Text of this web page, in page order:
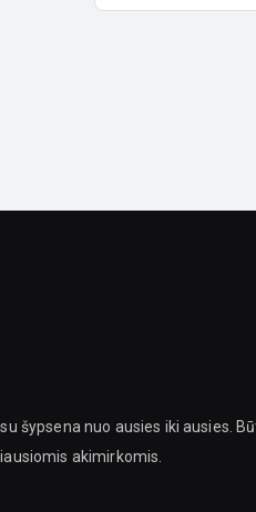
šypsena nuo ausies iki ausies.
akimirkomis.